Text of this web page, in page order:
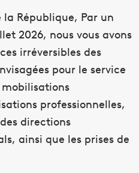
la République, Par un
2026, nous vous avons
irréversibles des
pour le service
professionnelles,
directions
ainsi que les prises de